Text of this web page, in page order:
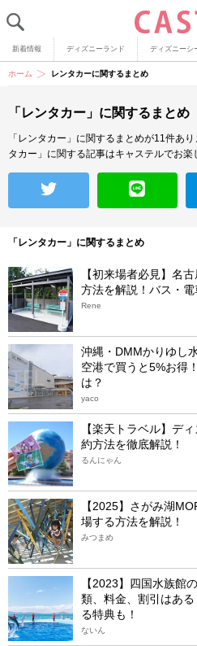
新着情報 ディズニーランド ディズニーシ
ホーム レンタカーに関するまとめ
「レンタカー」に関するまとめ
「レンタカー」に関するまとめが11件あり
タカー」に関する記事はキャステルでお楽
「レンタカー」に関するまとめ
【初来場者必見】名
方法を解説！バス・
Rene
沖縄・DMMかりゆし
空港で買うと5%お得
は？
yaco
【楽天トラベル】デ
約方法を徹底解説！
るんにゃん
【2025】さがみ湖
場する方法を解説！
みつまめ
【2023】四国水族館
類、料金、割引はあ
る特典も！
ないん